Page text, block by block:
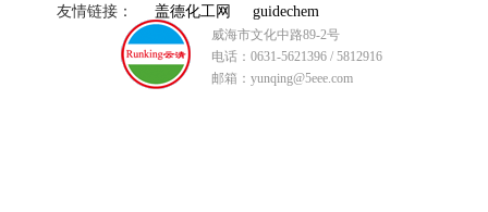
友情链接： 盖德化工网 guidechem
威海市文化中路89-2号
电话：0631-5621396 / 5812916
邮箱：yunqing@5eee.com